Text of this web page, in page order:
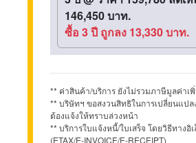
146,450 บาท.
ซื้อ 3 ปี ถูกลง 13,330 บาท.
** ค่าสินค้า/บริการ ยังไม่รวมภาษีมูลค่าเ
** บริษัทฯ ขอสงวนสิทธิในการเปลี่ยนแปล
ต้องแจ้งให้ทราบล่วงหน้า
** บริการใบแจ้งหนี้/ใบเสร็จ โดยวิธีทางอิ
(ETAX/E-INVOICE/E-RECEIPT)